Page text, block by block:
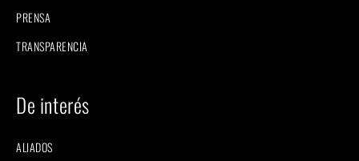
PRENSA
TRANSPARENCIA
De interés
ALIADOS